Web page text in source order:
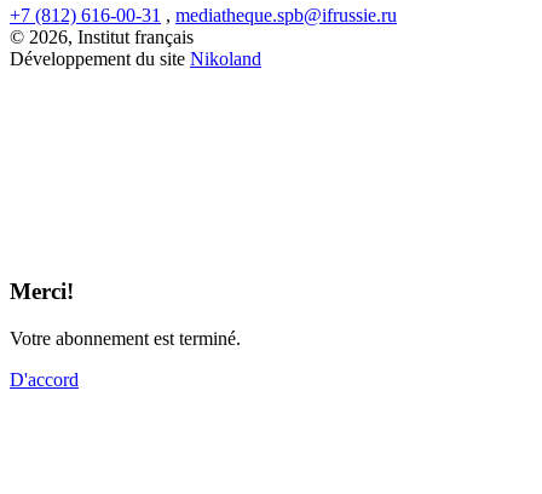
+7 (812) 616-00-31 , mediatheque.spb@ifrussie.ru
© 2026, Institut français
Développement du site Nikoland
Merci!
Votre abonnement est terminé.
D'accord